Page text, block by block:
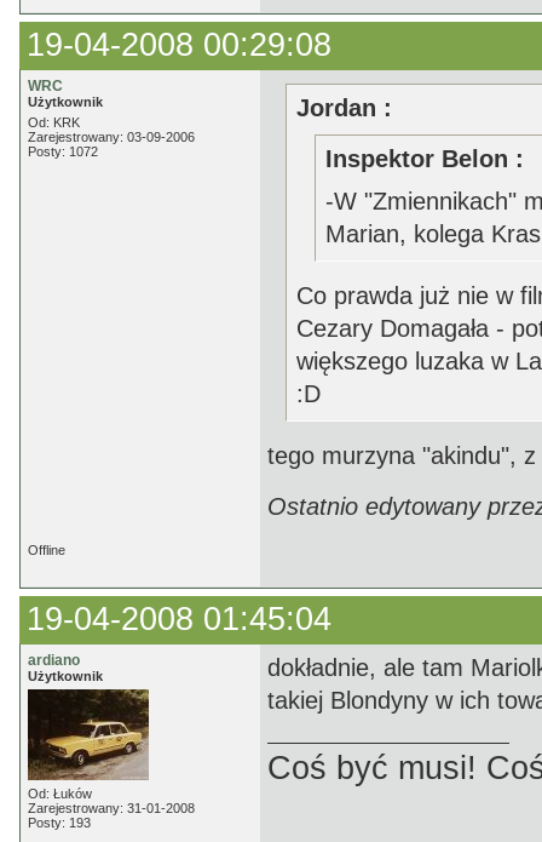
19-04-2008 00:29:08
WRC
Użytkownik
Od: KRK
Zarejestrowany: 03-09-2006
Posty: 1072
Jordan :
Inspektor Belon :
-W "Zmiennikach"
Marian, kolega
Co prawda już nie w
Cezary Domagała -
większego luzaka w
:D
tego murzyna "akindu",
Ostatnio edytowany
Offline
19-04-2008 01:45:04
ardiano
Użytkownik
Od: Łuków
Zarejestrowany: 31-01-2008
Posty: 193
dokładnie, ale tam
takiej Blondyny w ich
Coś być musi!